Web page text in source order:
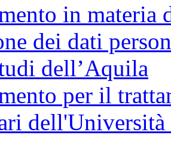
in materia
dei dati
dell’Aquila
per il